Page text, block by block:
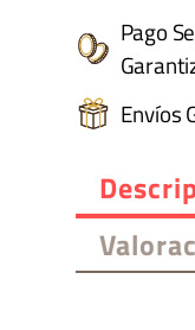
lunar
crudo
cantidad
Pago
Envíos